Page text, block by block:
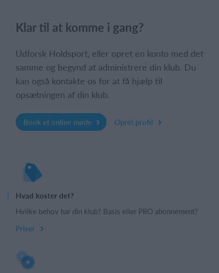
Klar til at komme i gang?
Udforsk Holdsport, eller opret en konto med det
samme og begynd at administrere din klub. Du
kan også kontakte os for at få hjælp til
opsætningen af din klub.
Book et online møde Opret profil
Hvad koster det?
Hvilke behov har din klub? Basis eller PRO abonnement?
Priser